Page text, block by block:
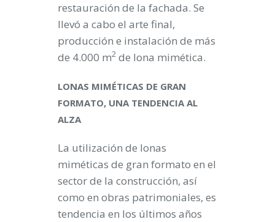
restauración de la fachada. Se
llevó a cabo el arte final,
producción e instalación de más
de 4.000 m2 de lona mimética.
LONAS MIMÉTICAS DE GRAN
FORMATO, UNA TENDENCIA AL
ALZA
La utilización de lonas
miméticas de gran formato en el
sector de la construcción, así
como en obras patrimoniales, es
tendencia en los últimos años